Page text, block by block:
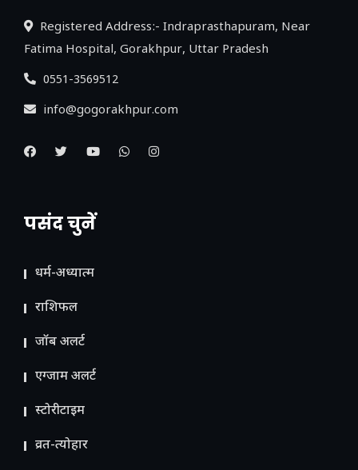
Registered Address:- Indraprasthapuram, Near
Fatima Hospital, Gorakhpur, Uttar Pradesh
0551-3569512
info@gogorakhpur.com
पसंद चुनें
धर्म-अध्यात्म
राशिफल
जॉब अलर्ट
एग्जाम अलर्ट
स्टोरीटाइम
व्रत-त्योहार